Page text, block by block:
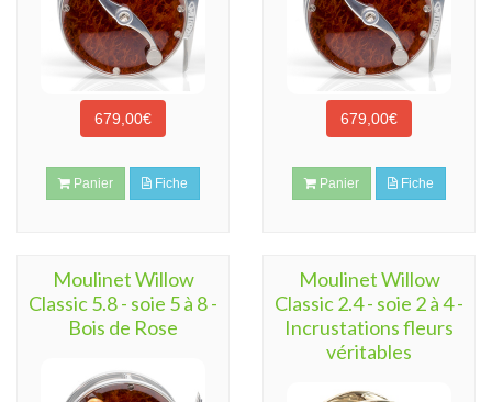
679,00€
Panier Fiche
679,00€
Panier Fiche
Moulinet Willow
Classic 5.8 - soie 5 à 8 -
Bois de Rose
Moulinet Willow
Classic 2.4 - soie 2 à 4 -
Incrustations fleurs
véritables